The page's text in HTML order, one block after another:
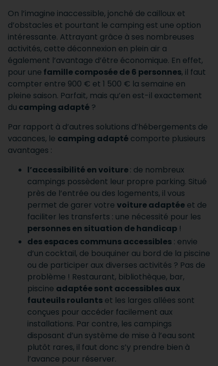
On l’imagine inaccessible, jonché de cailloux et
d’obstacles et pourtant le camping est une option
intéressante. Attrayant grâce à ses nombreuses
activités, cette déconnexion en plein air a
également l’avantage d’être économique. En effet,
pour une famille composée de 6 personnes, il faut
compter entre 900 € et 1 500 € la semaine en
pleine saison. Parfait, mais qu’en est-il exactement
du camping adapté ?
Par rapport à d’autres solutions d’hébergements de
vacances, le camping adapté comporte plusieurs
avantages :
l’accessibilité en voiture: de nombreux
campings possèdent leur propre parking. Situé
près de l’entrée ou des logements, il vous
permet de garer votre voiture adaptée et de
faciliter les transferts : une nécessité pour les
personnes en situation de handicap !
des espaces communs accessibles : envie
d’un cocktail, de bouquiner au bord de la piscine
ou de participer aux diverses activités ? Pas de
problème ! Restaurant, bibliothèque, bar,
piscine adaptée sont accessibles aux
fauteuils roulants et les larges allées sont
conçues pour accéder facilement aux
installations. Par contre, les campings
disposant d’un système de mise à l’eau sont
plutôt rares, il faut donc s’y prendre bien à
l’avance pour réserver.